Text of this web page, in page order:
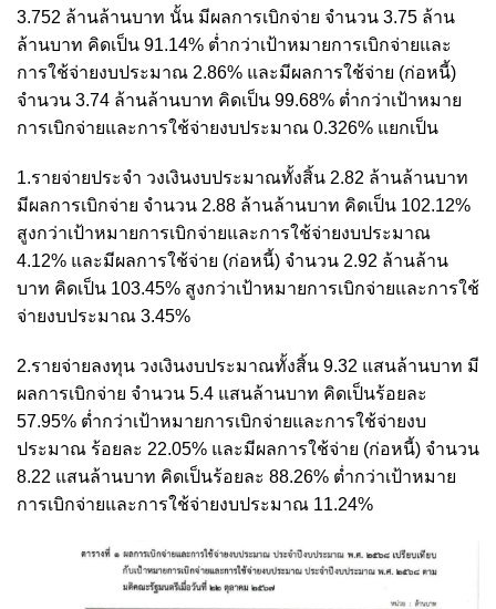
3.752 ล้านล้านบาท นั้น มีผลการเบิกจ่าย จำนวน 3.75 ล้าน
ล้านบาท คิดเป็น 91.14% ต่ำกว่าเป้าหมายการเบิกจ่ายและ
การใช้จ่ายงบประมาณ 2.86% และมีผลการใช้จ่าย (ก่อหนี้)
จำนวน 3.74 ล้านล้านบาท คิดเป็น 99.68% ต่ำกว่าเป้าหมาย
การเบิกจ่ายและการใช้จ่ายงบประมาณ 0.326% แยกเป็น
1.รายจ่ายประจำ วงเงินงบประมาณทั้งสิ้น 2.82 ล้านล้านบาท
มีผลการเบิกจ่าย จำนวน 2.88 ล้านล้านบาท คิดเป็น 102.12%
สูงกว่าเป้าหมายการเบิกจ่ายและการใช้จ่ายงบประมาณ
4.12% และมีผลการใช้จ่าย (ก่อหนี้) จำนวน 2.92 ล้านล้าน
บาท คิดเป็น 103.45% สูงกว่าเป้าหมายการเบิกจ่ายและการใช้
จ่ายงบประมาณ 3.45%
2.รายจ่ายลงทุน วงเงินงบประมาณทั้งสิ้น 9.32 แสนล้านบาท มี
ผลการเบิกจ่าย จำนวน 5.4 แสนล้านบาท คิดเป็นร้อยละ
57.95% ต่ำกว่าเป้าหมายการเบิกจ่ายและการใช้จ่ายงบ
ประมาณ ร้อยละ 22.05% และมีผลการใช้จ่าย (ก่อหนี้) จำนวน
8.22 แสนล้านบาท คิดเป็นร้อยละ 88.26% ต่ำกว่าเป้าหมาย
การเบิกจ่ายและการใช้จ่ายงบประมาณ 11.24%